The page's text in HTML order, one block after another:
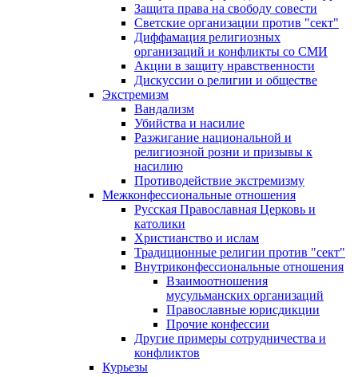
Защита права на свободу совести
Светские организации против "сект"
Диффамация религиозных
организаций и конфликты со СМИ
Акции в защиту нравственности
Дискуссии о религии и обществе
Экстремизм
Вандализм
Убийства и насилие
Разжигание национальной и
религиозной розни и призывы к
насилию
Противодействие экстремизму
Межконфессиональные отношения
Русская Православная Церковь и
католики
Христианство и ислам
Традиционные религии против "сект"
Внутриконфессиональные отношения
Взаимоотношения
мусульманских организаций
Православные юрисдикции
Прочие конфессии
Другие примеры сотрудничества и
конфликтов
Курьезы